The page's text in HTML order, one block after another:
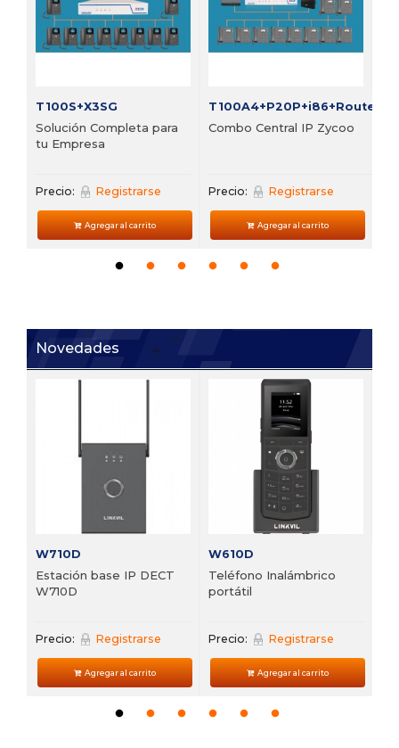
T100S+X3SG
Solución Completa para
tu Empresa
Precio: Registrarse
Agregar al carrito
T100A4+P20P+i86+Router
Combo Central IP Zycoo
Precio: Registrarse
Agregar al carrito
Novedades
W710D
Estación base IP DECT
W710D
Precio: Registrarse
Agregar al carrito
W610D
Teléfono Inalámbrico
portátil
Precio: Registrarse
Agregar al carrito